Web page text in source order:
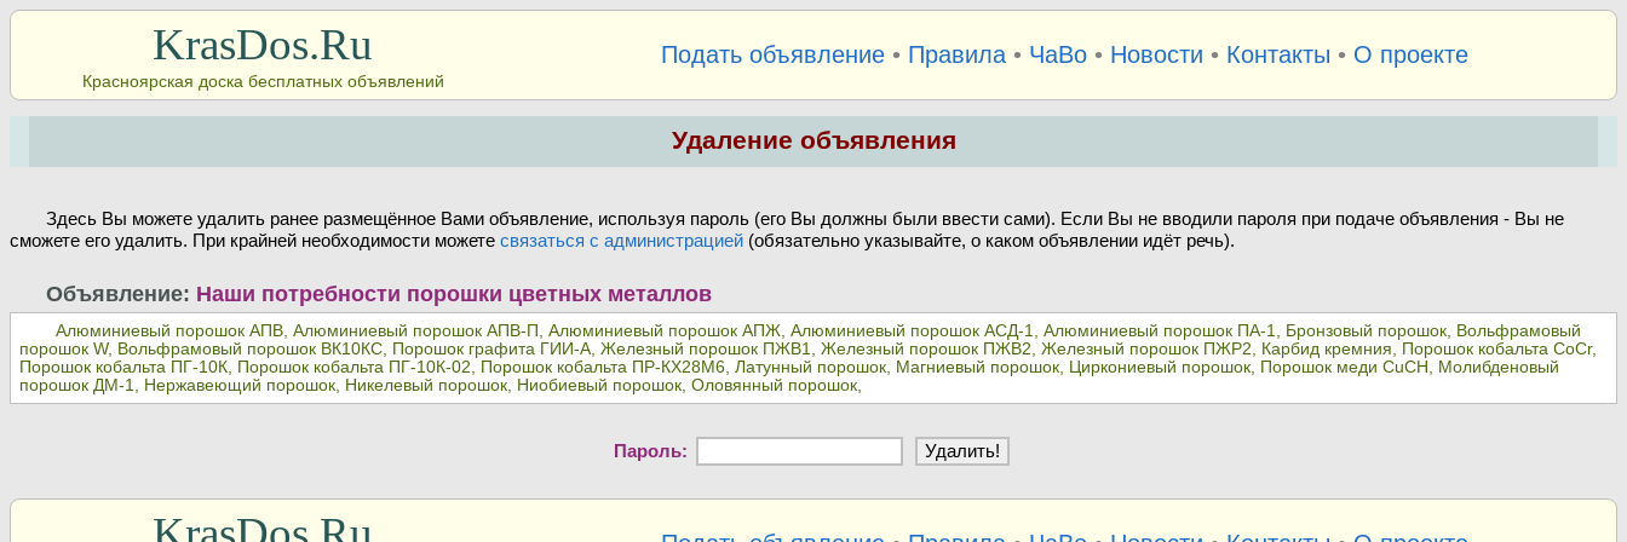
KrasDos.Ru
Красноярская доска бесплатных объявлений
Подать объявление• Правила• ЧаВо• Новости • Контакты • О проекте
Удаление объявления
Здесь Вы можете удалить ранее размещённое Вами объявление, используя пароль (его Вы должны были ввести сами). Если Вы не вводили пароля при подаче объявления - Вы не
сможете его удалить. При крайней необходимости можете связаться с администрацией(обязательно указывайте, о каком объявлении идёт речь).
Объявление: Наши потребности порошки цветных металлов
Алюминиевый порошок АПВ, Алюминиевый порошок АПВ-П, Алюминиевый порошок АПЖ, Алюминиевый порошок АСД-1, Алюминиевый порошок ПА-1, Бронзовый порошок, Вольфрамовый
порошок W, Вольфрамовый порошок ВК10КС, Порошок графита ГИИ-А, Железный порошок ПЖВ1, Железный порошок ПЖВ2, Железный порошок ПЖР2, Карбид кремния, Порошок кобальта CoCr,
Порошок кобальта ПГ-10К, Порошок кобальта ПГ-10К-02, Порошок кобальта ПР-КХ28М6, Латунный порошок, Магниевый порошок, Циркониевый порошок, Порошок меди CuCH, Молибденовый
порошок ДМ-1, Нержавеющий порошок, Никелевый порошок, Ниобиевый порошок, Оловянный порошок,
Пароль: